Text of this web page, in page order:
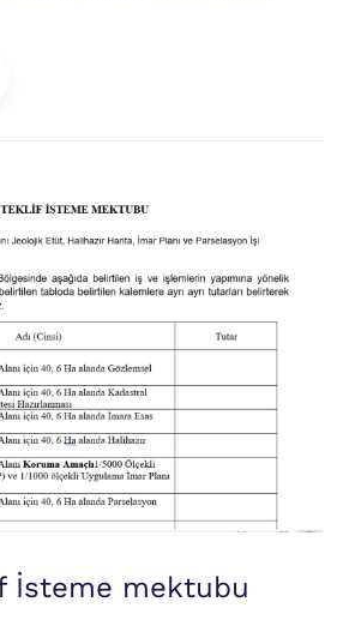
İsteme mektubu